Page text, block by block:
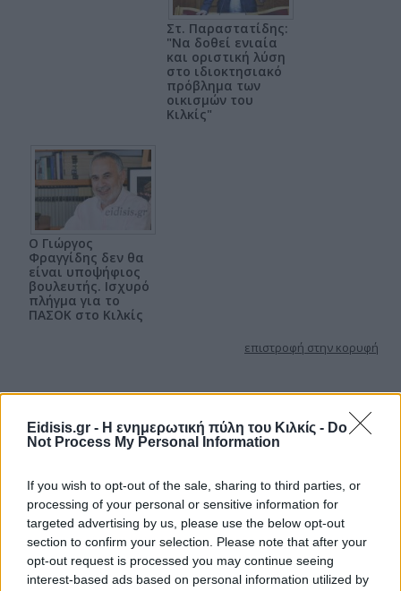
Eidisis.gr - Η ενημερωτική πύλη του Κιλκίς - Do
Not Process My Personal Information
If you wish to opt-out of the sale, sharing to third parties, or
processing of your personal or sensitive information for
targeted advertising by us, please use the below opt-out
section to confirm your selection. Please note that after your
opt-out request is processed you may continue seeing
interest-based ads based on personal information utilized by
Στ. Παραστατίδης:
"Να δοθεί ενιαία
και οριστική λύση
στο ιδιοκτησιακό
πρόβλημα των
οικισμών του
Κιλκίς"
Ο Γιώργος
Φραγγίδης δεν θα
είναι υποψήφιος
βουλευτής. Ισχυρό
πλήγμα για το
ΠΑΣΟΚ στο Κιλκίς
επιστροφή στην κορυφή